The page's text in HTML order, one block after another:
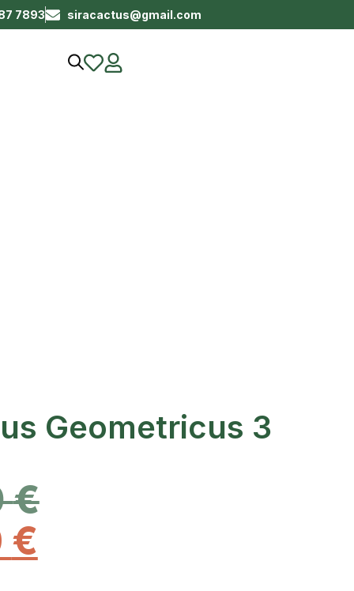
7893 siracactus@gmail.com
Geometricus 3
€
€